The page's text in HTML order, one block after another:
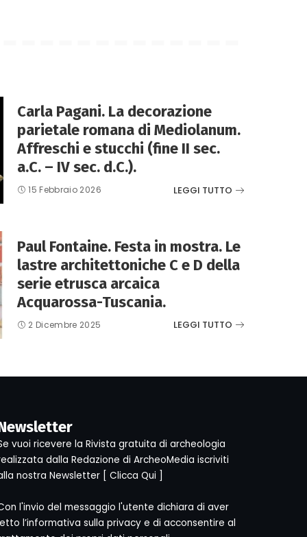
Carla Pagani. La decorazione
parietale romana di Mediolanum.
Affreschi e stucchi (fine II sec.
a.C. – IV sec. d.C.).
15 Febbraio 2026 LEGGI TUTTO
Paul Fontaine. Festa in mostra. Le
lastre architettoniche C e D della
serie etrusca arcaica
Acquarossa-Tuscania.
2 Dicembre 2025 LEGGI TUTTO
vuoi ricevere la Rivista gratuita di archeologia
dalla Redazione di ArcheoMedia iscriviti
nostra Newsletter [ Clicca Qui
l'invio del messaggio l'utente dichiara di aver
l’informativa sulla privacy e di acconsentire al